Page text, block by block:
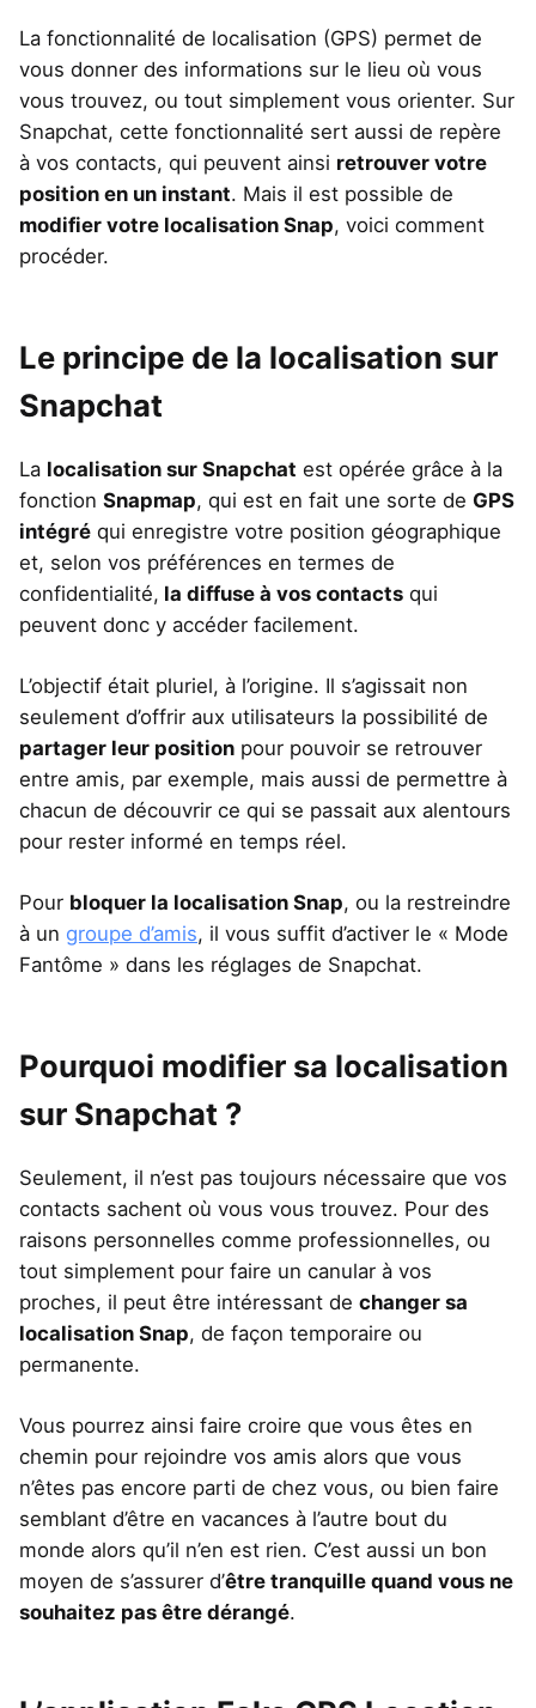
La fonctionnalité de localisation (GPS) permet de
vous donner des informations sur le lieu où vous
vous trouvez, ou tout simplement vous orienter. Sur
Snapchat, cette fonctionnalité sert aussi de repère
à vos contacts, qui peuvent ainsi retrouver votre
position en un instant. Mais il est possible de
modifier votre localisation Snap, voici comment
procéder.
Le principe de la localisation sur
Snapchat
La localisation sur Snapchat est opérée grâce à la
fonction Snapmap, qui est en fait une sorte de GPS
intégré qui enregistre votre position géographique
et, selon vos préférences en termes de
confidentialité, la diffuse à vos contacts qui
peuvent donc y accéder facilement.
L’objectif était pluriel, à l’origine. Il s’agissait non
seulement d’offrir aux utilisateurs la possibilité de
partager leur position pour pouvoir se retrouver
entre amis, par exemple, mais aussi de permettre à
chacun de découvrir ce qui se passait aux alentours
pour rester informé en temps réel.
Pour bloquer la localisation Snap, ou la restreindre
à un groupe d’amis, il vous suffit d’activer le « Mode
Fantôme » dans les réglages de Snapchat.
Pourquoi modifier sa localisation
sur Snapchat ?
Seulement, il n’est pas toujours nécessaire que vos
contacts sachent où vous vous trouvez. Pour des
raisons personnelles comme professionnelles, ou
tout simplement pour faire un canular à vos
proches, il peut être intéressant de changer sa
localisation Snap, de façon temporaire ou
permanente.
Vous pourrez ainsi faire croire que vous êtes en
chemin pour rejoindre vos amis alors que vous
n’êtes pas encore parti de chez vous, ou bien faire
semblant d’être en vacances à l’autre bout du
monde alors qu’il n’en est rien. C’est aussi un bon
moyen de s’assurer d’être tranquille quand vous ne
souhaitez pas être dérangé.